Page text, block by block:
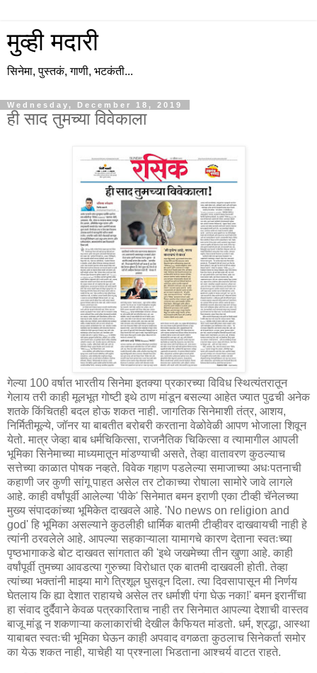
मुव्ही मदारी
सिनेमा, पुस्तकं, गाणी, भटकंती...
Wednesday, December 18, 2019
ही साद तुमच्या विवेकाला
गेल्या 100 वर्षात भारतीय सिनेमा इतक्या प्रकारच्या विविध स्थित्यंतरातून
गेलाय तरी काही मूलभूत गोष्टी इथे ठाण मांडून बसल्या आहेत ज्यात पुढची अनेक
शतके किंचितही बदल होऊ शकत नाही. जागतिक सिनेमाशी तंत्र, आशय,
निर्मितीमूल्ये, जॉनर या बाबतीत बरोबरी करताना वेळोवेळी आपण भोजाला शिवून
येतो. मात्र जेव्हा बाब धर्मचिकित्सा, राजनैतिक चिकित्सा व त्यामागील आपली
भूमिका सिनेमाच्या माध्यमातून मांडण्याची असते, तेव्हा वातावरण कुठल्याच
सत्तेच्या काळात पोषक नव्हते. विवेक गहाण पडलेल्या समाजाच्या अधःपतनाची
कहाणी जर कुणी सांगू पाहत असेल तर टोकाच्या रोषाला सामोरे जावे लागले
आहे. काही वर्षांपूर्वी आलेल्या 'पीके' सिनेमात बमन इराणी एका टीव्ही चॅनेलच्या
मुख्य संपादकांच्या भूमिकेत दाखवले आहे. 'No news on religion and
god' हि भूमिका असल्याने कुठलीही धार्मिक बातमी टीव्हीवर दाखवायची नाही हे
त्यांनी ठरवलेले आहे. आपल्या सहकाऱ्याला यामागचे कारण देताना स्वतःच्या
पृष्ठभागाकडे बोट दाखवत सांगतात की 'इथे जखमेच्या तीन खुणा आहे. काही
वर्षांपूर्वी तुमच्या आवडत्या गुरुच्या विरोधात एक बातमी दाखवली होती. तेव्हा
त्यांच्या भक्तांनी माझ्या मागे त्रिशूल घुसवून दिला. त्या दिवसापासून मी निर्णय
घेतलाय कि ह्या देशात राहायचे असेल तर धर्माशी पंगा घेऊ नका!' बमन इरानींचा
हा संवाद दुर्दैवाने केवळ पत्रकारिताच नाही तर सिनेमात आपल्या देशाची वास्तव
बाजू मांडू न शकणाऱ्या कलाकारांची देखील कैफियत मांडतो. धर्म, श्रद्धा, आस्था
याबाबत स्वतःची भूमिका घेऊन काही अपवाद वगळता कुठलाच सिनेकर्ता समोर
का येऊ शकत नाही, याचेही या प्रश्नाला भिडताना आश्चर्य वाटत राहते.